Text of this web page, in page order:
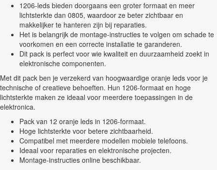
1206-leds bieden doorgaans een groter formaat en meer
lichtsterkte dan 0805, waardoor ze beter zichtbaar en
makkelijker te hanteren zijn bij reparaties.
Het is belangrijk de montage-instructies te volgen om schade te
voorkomen en een correcte installatie te garanderen.
Dit pack is perfect voor wie kwaliteit en duurzaamheid zoekt in
elektronische componenten.
Met dit pack ben je verzekerd van hoogwaardige oranje leds voor je
technische of creatieve behoeften. Hun 1206-formaat en hoge
lichtsterkte maken ze ideaal voor meerdere toepassingen in de
elektronica.
Pack van 12 oranje leds in 1206-formaat.
Hoge lichtsterkte voor betere zichtbaarheid.
Compatibel met meerdere modellen mobiele telefoons.
Ideaal voor reparaties en elektronische projecten.
Montage-instructies online beschikbaar.